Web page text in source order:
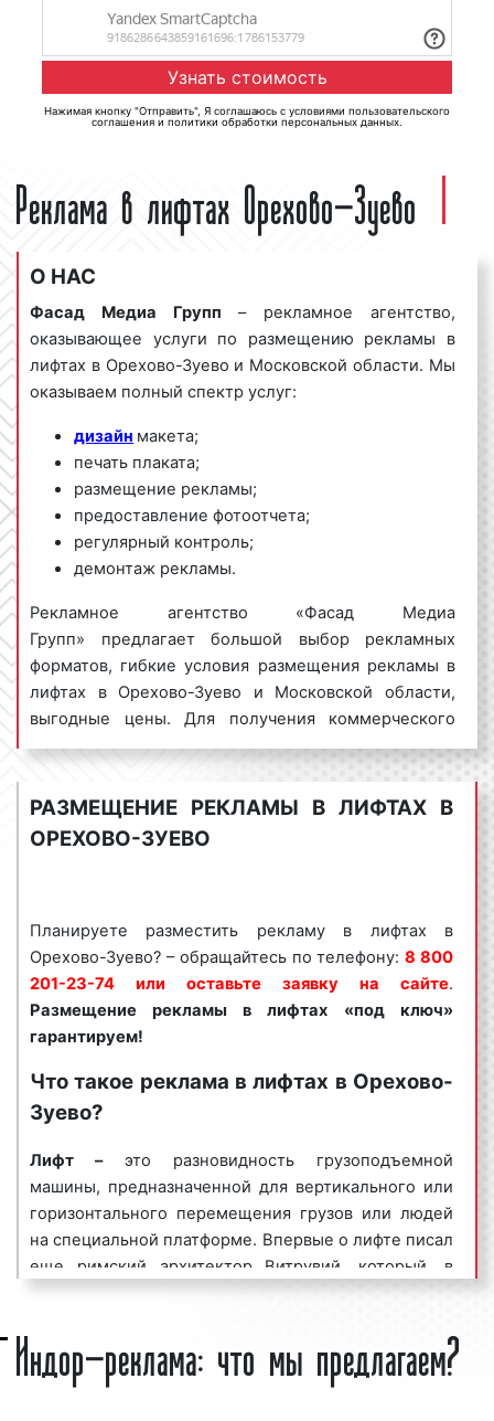
Нажимая кнопку "Отправить", Я соглашаюсь с условиями пользовательского
соглашения и политики обработки персональных данных
Реклама в лифтах Орехово-Зуево
О НАС
Фасад Медиа Групп – рекламное агентство,
оказывающее услуги по размещению рекламы в
лифтах в Орехово-Зуево и Московской области. Мы
оказываем полный спектр услуг:
дизайн макета;
печать плаката;
размещение рекламы;
предоставление фотоотчета;
регулярный контроль;
демонтаж рекламы.
Рекламное агентство «Фасад Медиа
Групп» предлагает большой выбор рекламных
форматов, гибкие условия размещения рекламы в
лифтах в Орехово-Зуево и Московской области,
выгодные цены. Для получения коммерческого
предложения по размещению рекламы в лифтах в
8 800
201-23-74 или оставьте заявку на
Размещение рекламы в
гарантируем!
спросом
среди представителей бизнеса.
Востребованность среди рекламодателей рекламы
в лифтах объясняется целым рядом факторов:
высокая частота контактов ;
массовый охват аудитории;
разнообразие рекламных форматов;
непрерывное воздействие на целевую
аудиторию;
Реклама в лифтах является эффективным
средством для увеличения потока клиентов и
повышения процента продаж. Многие клиенты
нашего рекламного агентства используют рекламу
Мы сопровождаемрекламные кампаниипо всей
РАЗМЕЩЕНИЕ РЕКЛАМЫ В ЛИФТАХ В
ОРЕХОВО-ЗУЕВО
Планируете разместить рекламу в лифтах в
Орехово-Зуево? – обращайтесь по телефону:8 800
201-23-74 или оставьте заявку на сайте.
Размещение рекламы в лифтах
«под ключ»
гарантируем!
Что такое реклама в лифтах в Орехово-
Зуево?
Лифт –это разновидность грузоподъемной
машины, предназначенной для вертикального или
горизонтального перемещения грузов или людей
на специальной платформе. Впервые о лифте писал
еще римский архитектор Витрувий, который, в
свою очередь, упоминал Архимеда, построившего
году И. П. Кулибин разработал винтовой
пассажирский лифт для Зимнего дворца. В
Индор-реклама: что мы предлагаем?